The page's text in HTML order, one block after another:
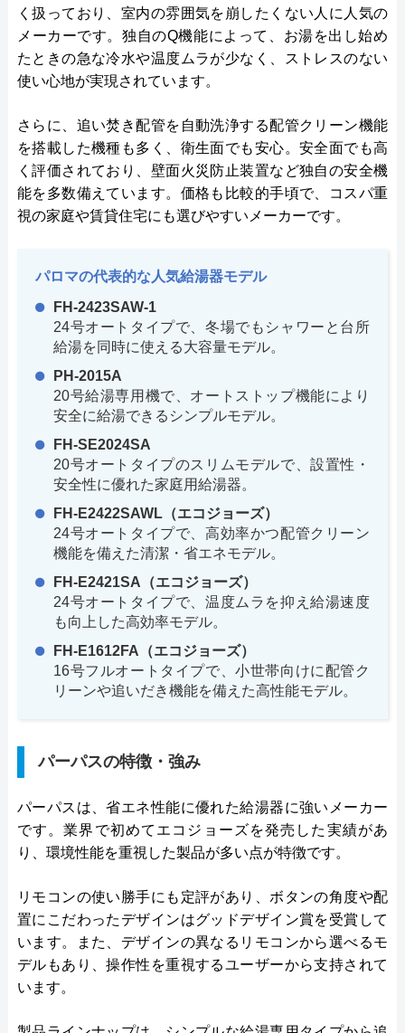
く扱っており、室内の雰囲気を崩したくない人に人気の
メーカーです。独自のQ機能によって、お湯を出し始め
たときの急な冷水や温度ムラが少なく、ストレスのない
使い心地が実現されています。
さらに、追い焚き配管を自動洗浄する配管クリーン機能
を搭載した機種も多く、衛生面でも安心。安全面でも高
く評価されており、壁面火災防止装置など独自の安全機
能を多数備えています。価格も比較的手頃で、コスパ重
視の家庭や賃貸住宅にも選びやすいメーカーです。
パロマの代表的な人気給湯器モデル
FH-2423SAW-1
24号オートタイプで、冬場でもシャワーと台所
給湯を同時に使える大容量モデル。
PH-2015A
20号給湯専用機で、オートストップ機能により
安全に給湯できるシンプルモデル。
FH-SE2024SA
20号オートタイプのスリムモデルで、設置性・
安全性に優れた家庭用給湯器。
FH-E2422SAWL（エコジョーズ）
24号オートタイプで、高効率かつ配管クリーン
機能を備えた清潔・省エネモデル。
FH-E2421SA（エコジョーズ）
24号オートタイプで、温度ムラを抑え給湯速度
も向上した高効率モデル。
FH-E1612FA（エコジョーズ）
16号フルオートタイプで、小世帯向けに配管ク
リーンや追いだき機能を備えた高性能モデル。
パーパスの特徴・強み
パーパスは、省エネ性能に優れた給湯器に強いメーカー
です。業界で初めてエコジョーズを発売した実績があ
り、環境性能を重視した製品が多い点が特徴です。
リモコンの使い勝手にも定評があり、ボタンの角度や配
置にこだわったデザインはグッドデザイン賞を受賞して
います。また、デザインの異なるリモコンから選べるモ
デルもあり、操作性を重視するユーザーから支持されて
います。